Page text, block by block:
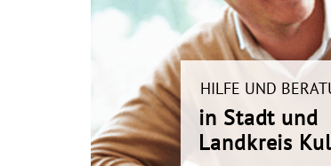
HILFE UND
in Stadt und
Landkreis